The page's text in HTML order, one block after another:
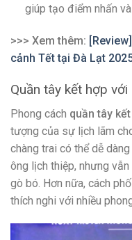
giúp tạo điểm nhấn
>>> Xem thêm:
cảnh Tết tại Đà Lạt
Quần tây kết hợp
Phong cách quần tây
tượng của sự lịch lãm
chàng trai có thể dễ
ông lịch thiệp, nhưng
gò bó. Hơn nữa, cách
thích nghi với nhiều